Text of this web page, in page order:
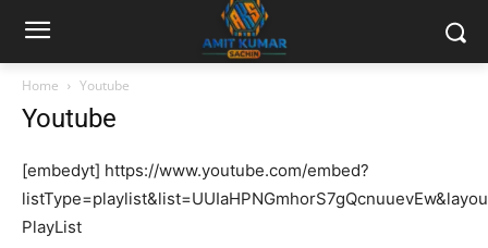
Home Youtube
Youtube
[embedyt] https://www.youtube.com/embed?
PlayList